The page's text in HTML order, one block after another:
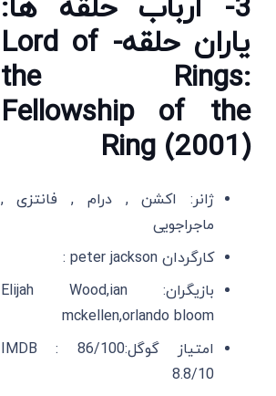
3- ارباب حلقه ها:
یاران حلقه- Lord of
the Rings:
Fellowship of the
Ring (2001)
ژانر: اکشن , درام , فانتزی ,
ماجراجویی
کارگردان peter jackson :
بازیگران: Elijah Wood,ian
mckellen,orlando bloom
امتیاز گوگل:86/100 IMDB :
8.8/10